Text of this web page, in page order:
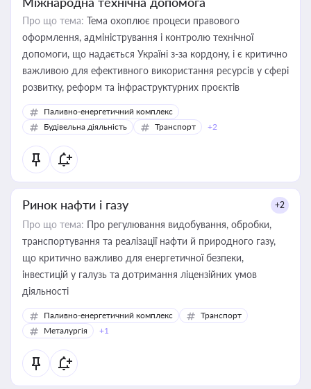
Про що тема: Тема охоплює процеси правового
оформлення, адміністрування і контролю технічної
допомоги, що надається Україні з-за кордону, і є критично
важливою для ефективного використання ресурсів у сфері
розвитку, реформ та інфраструктурних проєктів
Паливно-енергетичний комплекс
Будівельна діяльність
Транспорт +2
Ринок нафти і газу +2
Про що тема: Про регулювання видобування, обробки,
транспортування та реалізації нафти й природного газу,
що критично важливо для енергетичної безпеки,
інвестицій у галузь та дотримання ліцензійних умов
діяльності
Паливно-енергетичний комплекс
Транспорт
Металургія
+1